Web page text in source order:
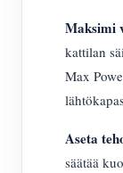
Maksimi
kattilan
Max
Aseta
säätää